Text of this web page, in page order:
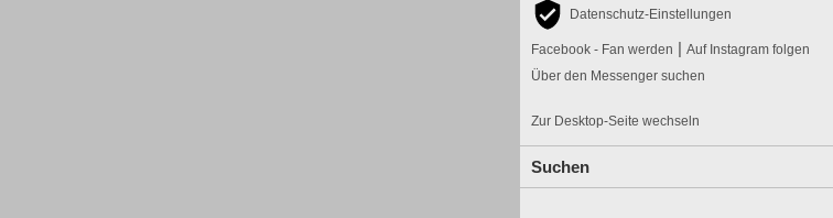
Datenschutz-Einstellungen
Facebook - Fan werden | Auf Instagram folgen
Über den Messenger suchen
Zur Desktop-Seite wechseln
Suchen